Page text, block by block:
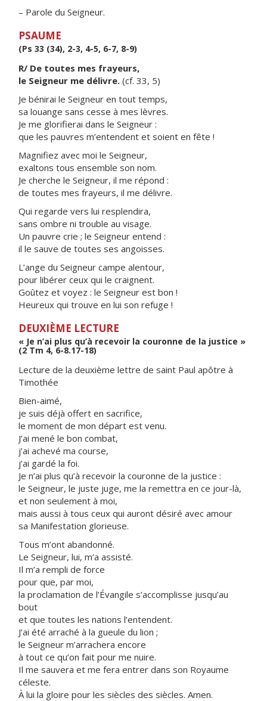
– Parole du Seigneur.
PSAUME
(Ps 33 (34), 2-3, 4-5, 6-7, 8-9)
R/ De toutes mes frayeurs,
le Seigneur me délivre. (cf. 33, 5)
Je bénirai le Seigneur en tout temps,
sa louange sans cesse à mes lèvres.
Je me glorifierai dans le Seigneur :
que les pauvres m’entendent et soient en fête !
Magnifiez avec moi le Seigneur,
exaltons tous ensemble son nom.
Je cherche le Seigneur, il me répond :
de toutes mes frayeurs, il me délivre.
Qui regarde vers lui resplendira,
sans ombre ni trouble au visage.
Un pauvre crie ; le Seigneur entend :
il le sauve de toutes ses angoisses.
L’ange du Seigneur campe alentour,
pour libérer ceux qui le craignent.
Goûtez et voyez : le Seigneur est bon !
Heureux qui trouve en lui son refuge !
DEUXIÈME LECTURE
« Je n’ai plus qu’à recevoir la couronne de la justice »
(2 Tm 4, 6-8.17-18)
Lecture de la deuxième lettre de saint Paul apôtre à
Timothée
Bien-aimé,
je suis déjà offert en sacrifice,
le moment de mon départ est venu.
J’ai mené le bon combat,
j’ai achevé ma course,
j’ai gardé la foi.
Je n’ai plus qu’à recevoir la couronne de la justice :
le Seigneur, le juste juge, me la remettra en ce jour-là,
et non seulement à moi,
mais aussi à tous ceux qui auront désiré avec amour
sa Manifestation glorieuse.
Tous m’ont abandonné.
Le Seigneur, lui, m’a assisté.
Il m’a rempli de force
pour que, par moi,
la proclamation de l’Évangile s’accomplisse jusqu’au
bout
et que toutes les nations l’entendent.
J’ai été arraché à la gueule du lion ;
le Seigneur m’arrachera encore
à tout ce qu’on fait pour me nuire.
Il me sauvera et me fera entrer dans son Royaume
céleste.
À lui la gloire pour les siècles des siècles. Amen.